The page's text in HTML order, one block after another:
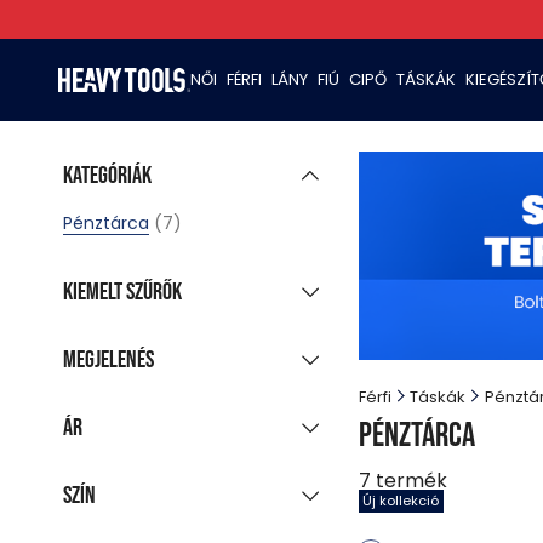
NŐI FÉRFI LÁNY FIÚ CIPŐ TÁSKÁK
Férfi Táskák
Pénztárca
7 termék
Új kollekció
Kategóriák
Pénztárca (7)
Kiemelt szűrők
Megjelenés
Ár
Szín